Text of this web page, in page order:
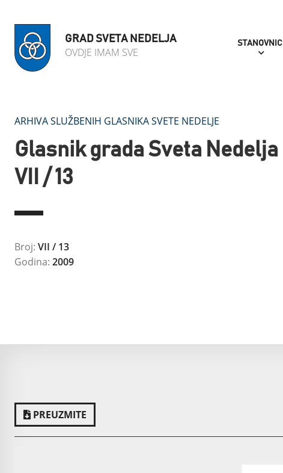
GRAD SVETA NEDELJA
OVDJE IMAM SVE
STANOVNICI
ARHIVA SLUŽBENIH GLASNIKA SVETE NEDELJE
Glasnik grada Sveta Nedelja
VII / 13
Broj: VII / 13
Godina: 2009
PREUZMITE